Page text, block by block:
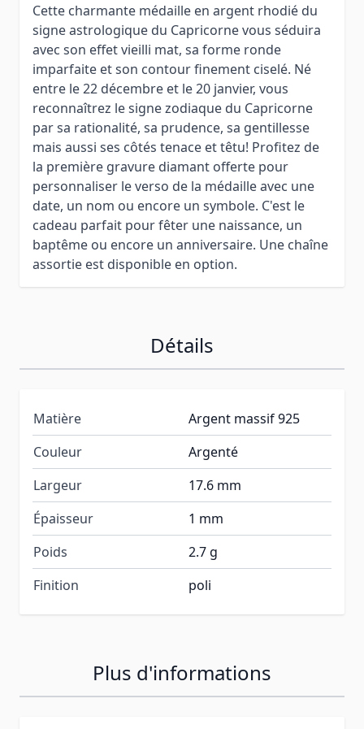
Cette charmante médaille en argent rhodié du
signe astrologique du Capricorne vous séduira
avec son effet vieilli mat, sa forme ronde
imparfaite et son contour finement ciselé. Né
entre le 22 décembre et le 20 janvier, vous
reconnaîtrez le signe zodiaque du Capricorne
par sa rationalité, sa prudence, sa gentillesse
mais aussi ses côtés tenace et têtu! Profitez de
la première gravure diamant offerte pour
personnaliser le verso de la médaille avec une
date, un nom ou encore un symbole. C'est le
cadeau parfait pour fêter une naissance, un
baptême ou encore un anniversaire. Une chaîne
assortie est disponible en option.
Détails
Matière
Argent massif 925
Couleur
Argenté
Largeur
17.6 mm
Épaisseur
1 mm
Poids
2.7 g
Finition
poli
Plus d'informations